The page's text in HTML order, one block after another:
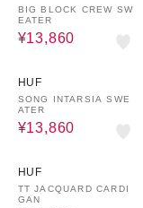
BIG BLOCK CREW SW
EATER
¥13,860
HUF
SONG INTARSIA SWE
ATER
¥13,860
HUF
TT JACQUARD CARDI
GAN